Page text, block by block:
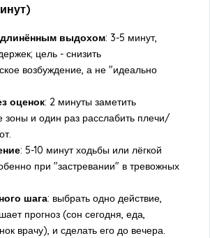
выдохом: 3-5 минут,
цель - снизить
возбуждение, а не "идеально
оценок: 2 минуты заметить
зоны и один раз расслабить плечи/
: 5-10 минут ходьбы или лёгкой
при "застревании" в тревожных
шага: выбрать одно действие,
прогноз (сон сегодня, еда,
врачу), и сделать его до вечера.